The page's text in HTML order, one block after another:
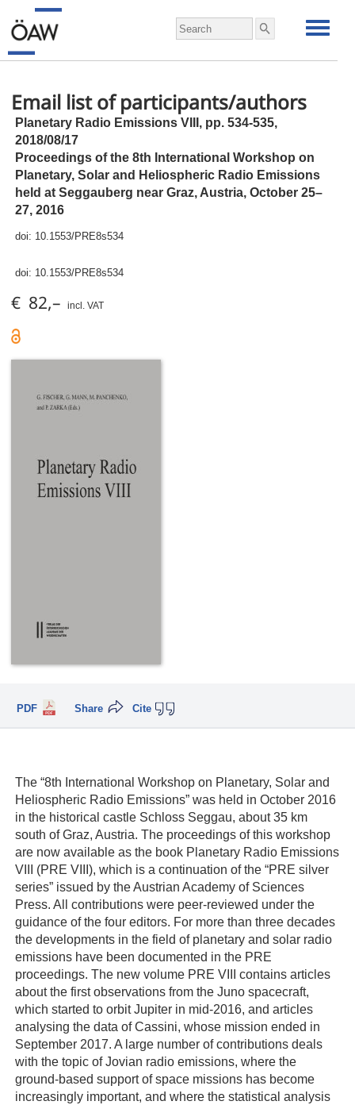
Email list of participants/authors
Planetary Radio Emissions VIII, pp. 534-535,
2018/08/17
Proceedings of the 8th International Workshop on
Planetary, Solar and Heliospheric Radio Emissions
held at Seggauberg near Graz, Austria, October 25–
27, 2016
doi: 10.1553/PRE8s534
doi: 10.1553/PRE8s534
€ 82,– incl. VAT
PDF Cite
Share
The “8th International Workshop on Planetary, Solar and
Heliospheric Radio Emissions” was held in October 2016
in the historical castle Schloss Seggau, about 35 km
south of Graz, Austria. The proceedings of this workshop
are now available as the book Planetary Radio Emissions
VIII (PRE VIII), which is a continuation of the “PRE silver
series” issued by the Austrian Academy of Sciences
Press. All contributions were peer-reviewed under the
guidance of the four editors. For more than three decades
the developments in the field of planetary and solar radio
emissions have been documented in the PRE
proceedings. The new volume PRE VIII contains articles
about the first observations from the Juno spacecraft,
which started to orbit Jupiter in mid-2016, and articles
analysing the data of Cassini, whose mission ended in
September 2017. A large number of contributions deals
with the topic of Jovian radio emissions, where the
ground-based support of space missions has become
increasingly important, and where the statistical analysis